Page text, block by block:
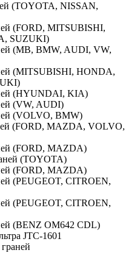
(TOYOTA, NISSAN,
(FORD, MITSUBISHI,
SUZUKI)
(МВ, ВМW, AUDI, VW,
(MITSUBISHI, HONDA,
(HYUNDAI, KIA)
(VW, AUDI)
(VOLVO, BMW)
(FORD, MAZDA, VOLVO,
(FORD, MAZDA)
(TOYOTA)
(FORD, MAZDA)
(PEUGEOT, CITROEN,
(PEUGEOT, CITROEN,
(BENZ OM642 CDL)
JTC-1601